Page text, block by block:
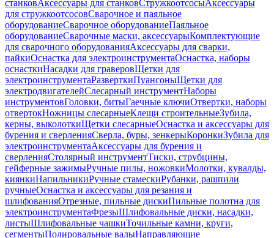
станковАксессуары для станковСтружкоотсосыАксессуары
для стружкоотсосовСварочное и паяльное
оборудованиеСварочное оборудованиеПаяльное
оборудованиеСварочные маски, аксессуарыКомплектующие
для сварочного оборудованияАксессуары для сварки,
пайкиОснастка для электроинструментаОснастка, наборы
оснасткиНасадки для граверовЩетки для
электроинструментаРазверткиПуансоныЩетки для
электродвигателейСлесарный инструментНаборы
инструментовГоловки, битыГаечные ключиОтвертки, наборы
отвертокНожницы слесарныеКлещи строительныеЗубила,
керны, выколоткиЩетки слесарныеОснастка и аксессуары для
бурения и сверленияСверла, буры, зенкерыКоронкиЗубила для
электроинструментаАксессуары для бурения и
сверленияСтолярный инструментТиски, струбцины,
гейферные зажимыРучные пилы, ножовкиМолотки, кувалды,
киянкиНапильникиРучные стамескиРубанки, рашпили
ручныеОснастка и аксессуары для резания и
шлифованияОтрезные, пильные дискиПильные полотна для
электроинструментаФрезыШлифовальные диски, насадки,
листыШлифовальные чашкиТочильные камни, круги,
сегментыПолировальные валыНаправляющие